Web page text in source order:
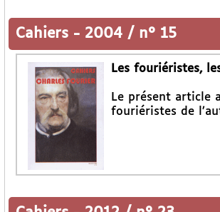
Cahiers - 2004 / n° 15
Les fouriéristes,
Le présent article
fouriéristes de